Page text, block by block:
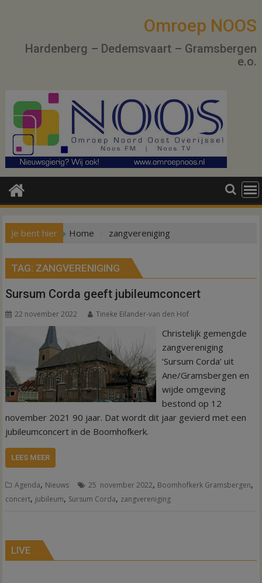
Omroep NOOS
Hardenberg – Dedemsvaart – Gramsbergen
e.o.
Je bent hier Home zangvereniging
TAG: ZANGVERENIGING
Sursum Corda geeft jubileumconcert
22 november 2022 Tineke Eilander-van den Hof
Christelijk gemengde
zangvereniging
‘Sursum Corda’ uit
Ane/Gramsbergen en
wijde omgeving
bestond op 12
november 2021 90 jaar. Dat wordt dit jaar gevierd met een
jubileumconcert in de Boomhofkerk.
LEES MEER
Agenda, Nieuws 25 november 2022, Boomhofkerk Gramsbergen,
concert, jubileum, Sursum Corda, zangvereniging
LIVE